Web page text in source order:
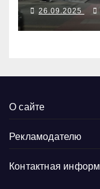
26.09.2025
О сайте
Рекламодателю
Контактная